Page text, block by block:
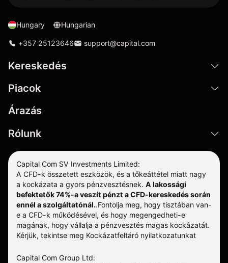
Hungary Hungarian
+357 25123646 support@capital.com
Kereskedés
Piacok
Árazás
Rólunk
Capital Com SV Investments Limited:
A CFD-k összetett eszközök, és a tőkeáttétel miatt nagy
a kockázata a gyors pénzvesztésnek. A lakossági
befektetők 74%-a veszít pénzt a CFD-kereskedés során
ennél a szolgáltatónál..Fontolja meg, hogy tisztában van-
e a CFD-k működésével, és hogy megengedheti-e
magának, hogy vállalja a pénzvesztés magas kockázatát.
Kérjük, tekintse meg Kockázatfeltáró nyilatkozatunkat
Capital Com Group Ltd: